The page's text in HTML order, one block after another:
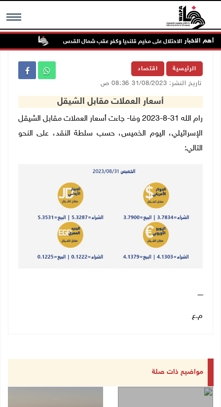
MENU أهم الاخبار
الرئيسية اقتصاد
تاريخ النشر: 31/08/2023 08:36 ص
أسعار العملات مقابل الشيقل
رام الله 31-8-2023 وفا- جاءت أسعار العملات مقابل الشيقل
الإسرائيلي، اليوم الخميس، حسب سلطة النقد، على النحو
التالي:
ـــــ
م.ع
مواضيع ذات صلة